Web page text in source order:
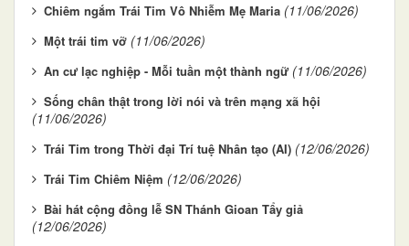
Chiêm ngắm Trái Tim Vô Nhiễm Mẹ Maria (11/06/2026)
Một trái tim vỡ (11/06/2026)
An cư lạc nghiệp - Mỗi tuần một thành ngữ (11/06/2026)
Sống chân thật trong lời nói và trên mạng xã hội
(11/06/2026)
Trái Tim trong Thời đại Trí tuệ Nhân tạo (AI) (12/06/2026)
Trái Tim Chiêm Niệm (12/06/2026)
Bài hát cộng đồng lễ SN Thánh Gioan Tẩy giả
(12/06/2026)